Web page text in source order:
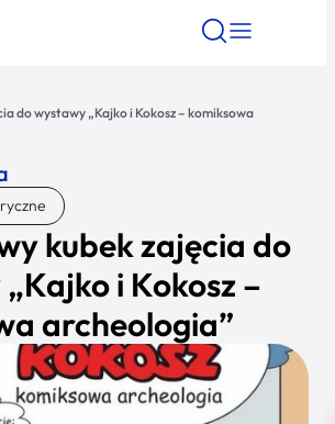
Znajdź artykuł Znajdź
Wyszukaj
do wystawy „Kajko i Kokosz – komiksowa
kubek zajęcia do
i Kokosz –
archeologia”